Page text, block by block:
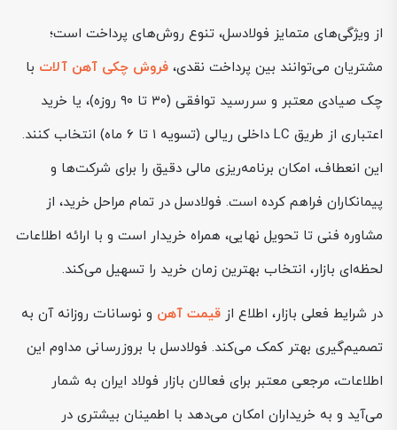
از ویژگی‌های متمایز فولادسل، تنوع روش‌های پرداخت است؛
مشتریان می‌توانند بین پرداخت نقدی، فروش چکی آهن آلات با
چک صیادی معتبر و سررسید توافقی (۳۰ تا ۹۰ روزه)، یا خرید
اعتباری از طریق LC داخلی ریالی (تسویه ۱ تا ۶ ماه) انتخاب کنند.
این انعطاف، امکان برنامه‌ریزی مالی دقیق را برای شرکت‌ها و
پیمانکاران فراهم کرده است. فولادسل در تمام مراحل خرید، از
مشاوره فنی تا تحویل نهایی، همراه خریدار است و با ارائه اطلاعات
لحظه‌ای بازار، انتخاب بهترین زمان خرید را تسهیل می‌کند.
در شرایط فعلی بازار، اطلاع از قیمت آهن و نوسانات روزانه آن به
تصمیم‌گیری بهتر کمک می‌کند. فولادسل با بروزرسانی مداوم این
اطلاعات، مرجعی معتبر برای فعالان بازار فولاد ایران به شمار
می‌آید و به خریداران امکان می‌دهد با اطمینان بیشتری در